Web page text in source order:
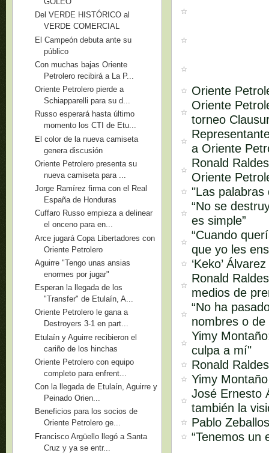
Oriente
Oriente
torneo
a Oriente
Ronald
Oriente
"Las palabras
“No se
es simple”
“Cuando
que yo les
‘Keko’
Ronald
medios de
“No ha
nombres o de
Yimy
culpa a mí"
Ronald
Yimy
José Ernesto
también la
Pablo
“Tenemos un
Del VERDE HISTÓRICO al
VERDE COMERCIAL
El Campeón debuta ante su
público
Con muchas bajas Oriente
Petrolero recibirá a La P...
Oriente Petrolero pierde a
Schiapparelli para su d...
Russo esperará hasta último
momento los CTI de Etu...
El color de la nueva camiseta
genera discusión
Oriente Petrolero presenta su
nueva camiseta para ...
Jorge Ramírez firma con el Real
España de Honduras
Cuffaro Russo empieza a delinear
el onceno para en...
Arce jugará Copa Libertadores con
Oriente Petrolero
Aguirre "Tengo unas ansias
enormes por jugar"
Esperan la llegada de los
"Transfer" de Etulaín, A...
Oriente Petrolero le gana a
Destroyers 3-1 en part...
Etulaín y Aguirre recibieron el
cariño de los hinchas
Oriente Petrolero con equipo
completo para enfrent...
Con la llegada de Etulaín, Aguirre y
Peinado Orien...
Beneficios para los socios de
Oriente Petrolero ge...
Francisco Argüello llegó a Santa
Cruz y ya se entr...